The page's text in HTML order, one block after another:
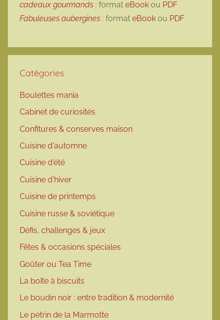
cadeaux gourmands : format eBook ou PDF
Fabuleuses aubergines : format eBook ou PDF
Catégories
Boulettes mania
Cabinet de curiosités
Confitures & conserves maison
Cuisine d'automne
Cuisine d'été
Cuisine d'hiver
Cuisine de printemps
Cuisine russe & soviétique
Défis, challenges & jeux
Fêtes & occasions spéciales
Goûter ou Tea Time
La boîte à biscuits
Le boudin noir : entre tradition & modernité
Le pétrin de la Marmotte